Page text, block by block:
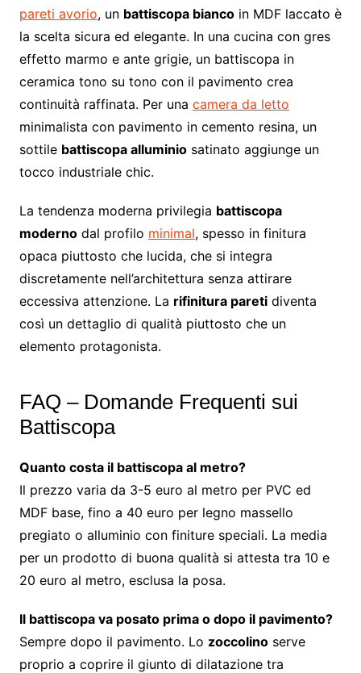
pareti avorio, un battiscopa biancoin MDF laccato è
la scelta sicura ed elegante. In una cucina con gres
effetto marmo e ante grigie, un battiscopa in
ceramica tono su tono con il pavimento crea
continuità raffinata. Per una camera da letto
minimalista con pavimento in cemento resina, un
sottile battiscopa alluminiosatinato aggiunge un
tocco industriale chic.
La tendenza moderna privilegia battiscopa
modernodal profilo minimal, spesso in finitura
opaca piuttosto che lucida, che si integra
discretamente nell’architettura senza attirare
eccessiva attenzione. La rifinitura paretidiventa
così un dettaglio di qualità piuttosto che un
elemento protagonista.
FAQ – Domande Frequenti sui
Battiscopa
Quanto costa il battiscopa al metro?
Il prezzo varia da 3-5 euro al metro per PVC ed
MDF base, fino a 40 euro per legno massello
pregiato o alluminio con finiture speciali. La media
per un prodotto di buona qualità si attesta tra 10 e
20 euro al metro, esclusa la posa.
Il battiscopa va posato prima o dopo il pavimento?
Sempre dopo il pavimento. Lo zoccolinoserve
proprio a coprire il giunto di dilatazione tra